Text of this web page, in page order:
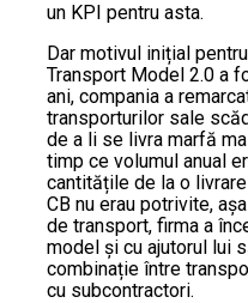
un KPI pentru asta.
Dar motivul inițial
Transport Model 2.0 a
ani, compania a
transporturilor sale
de a li se livra marfă
timp ce volumul anual
cantitățile de la o
CB nu erau potrivite,
de transport, firma a
model și cu ajutorul lui
combinație între
cu subcontractori.